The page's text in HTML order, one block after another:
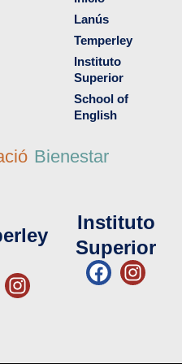
Lanús
Temperley
Instituto
Superior
School of
English
Bienestar
I
n
Instituto
Superior
F
a
I
n